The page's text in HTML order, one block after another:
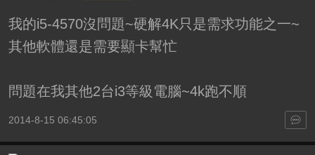
我的i5-4570沒問題~硬解4K只是需求功能之一~
其他軟體還是需要顯卡幫忙
問題在我其他2台i3等級電腦~4k跑不順
2014-8-15 06:45:05